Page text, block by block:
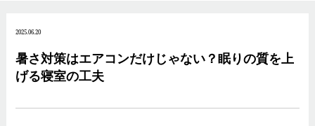
2025.06.20
暑さ対策はエアコンだけじゃない？眠りの質を上
げる寝室の工夫